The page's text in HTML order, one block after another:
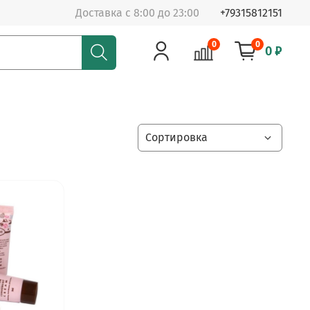
Доставка с 8:00 до 23:00 +79315812151
0 0 0 ₽